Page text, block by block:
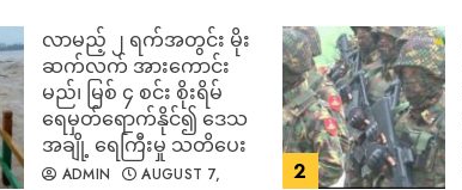
လာမည့် ၂ ရက်အတွင်း မိုး
ဆက်လက် အားကောင်း
မည်၊ မြစ် ၄ စင်း စိုးရိမ်
ရေမှတ်ရောက်နိုင်၍ ဒေသ
အချို့ ရေကြီးမှု သတိပေး
ADMIN
AUGUST 7,
2